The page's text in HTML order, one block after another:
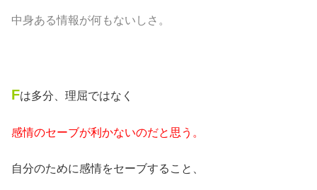
中身ある情報が何もないしさ。
Fは多分、理屈ではなく
感情のセーブが利かないのだと思う。
自分のために感情をセーブすること、